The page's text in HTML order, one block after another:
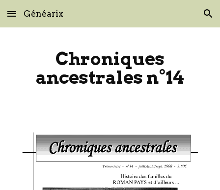
Skip to main content Skip to navigation
Généarix
Chroniques
ancestrales n°14